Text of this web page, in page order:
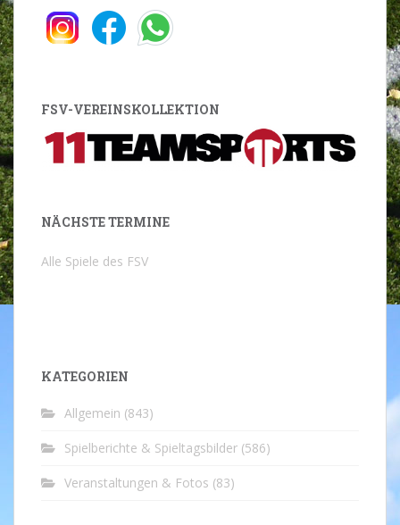
FSV-VEREINSKOLLEKTION
NÄCHSTE TERMINE
Alle Spiele des FSV
KATEGORIEN
Allgemein (843)
Spielberichte & Spieltagsbilder (586)
Veranstaltungen & Fotos (83)